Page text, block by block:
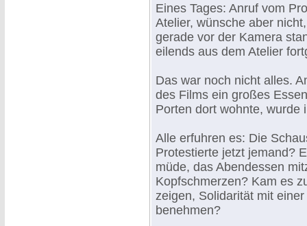
Eines Tages: Anruf vom
Atelier, wünsche aber
gerade vor der Kamera
eilends aus dem Atelier
Das war noch nicht alles.
des Films ein großes
Porten dort wohnte, wurde
Alle erfuhren es: Die
Protestierte jetzt jemand?
müde, das Abendessen
Kopfschmerzen? Kam es
zeigen, Solidarität mit
benehmen?